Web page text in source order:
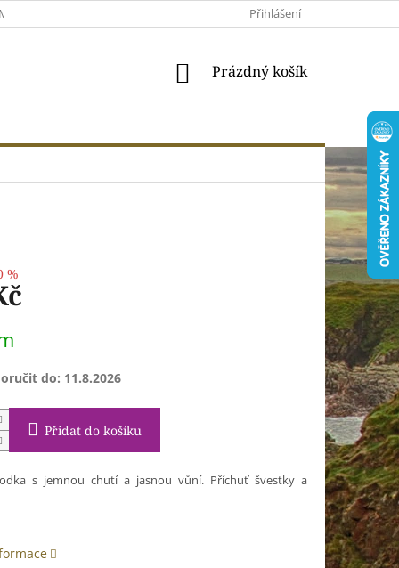
A VRÁCENÍ VŠEOBECNÉ OBCHODNÍ
Přihlášení
NÁKUPNÍ
Prázdný košík
%
do: 11.8.2026
Přidat do košíku
s jemnou chutí a jasnou vůní. Příchuť švestky a